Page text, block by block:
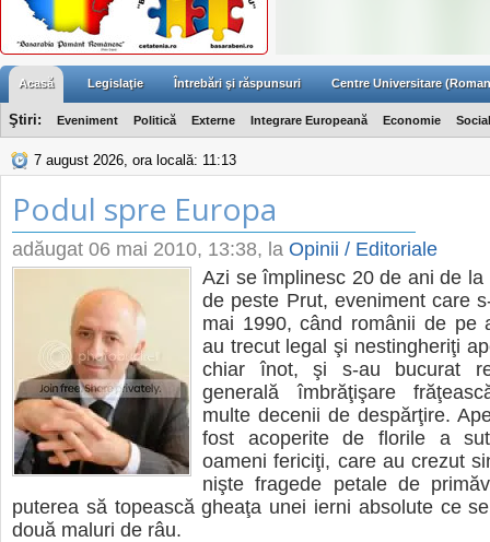
Acasă Legislaţie Întrebări şi răspunsuri Centre Universitare
Ştiri: Eveniment Politică Externe Integrare Europeană Economie Social
7 august 2026, ora locală: 11:13
Podul spre Europa
adăugat 06 mai 2010, 13:38, la Opinii / Editoriale
Azi se împlinesc 20 de ani de la
de peste Prut, eveniment care
mai 1990, când românii de pe
au trecut legal şi nestingheriţi
chiar înot, şi s-au bucurat
generală îmbrăţişare
multe decenii de despărţire.
fost acoperite de florile a
oameni fericiţi, care au crezut
nişte fragede petale de
puterea să topească gheaţa unei ierni absolute ce
două maluri de râu.